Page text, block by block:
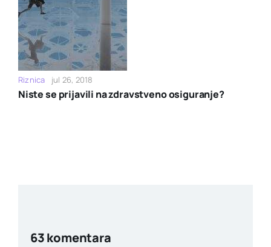
Riznica jul 26, 2018
Niste se prijavili na zdravstveno osiguranje?
63 komentara